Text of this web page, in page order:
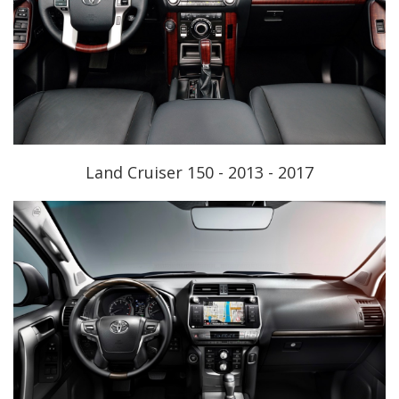
Land Cruiser 150 - 2013 - 2017